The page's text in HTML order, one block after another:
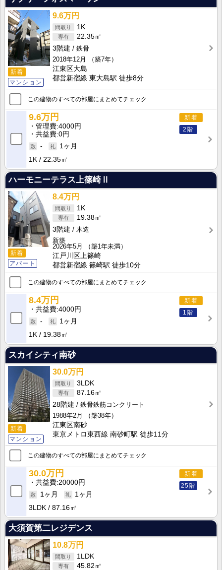
新着
マンション
9.6万円
1K
22.35㎡
3階建
鉄骨
2018年12月
（築7年）
江東区大島
都営新宿線 東大島駅 徒歩8分
この建物のすべての部屋にまとめてチェック
新着
2階
9.6万円
管理費 4000円
共益費 0円
-
1ヶ月
1K
22.35㎡
ハーモニーテラス上篠崎Ⅱ
新着
アパート
8.4万円
1K
19.38㎡
3階建
木造
新築
2026年5月
（築1年未満）
江戸川区上篠崎
都営新宿線 篠崎駅 徒歩10分
この建物のすべての部屋にまとめてチェック
新着
1階
8.4万円
共益費 4000円
-
1ヶ月
1K
19.38㎡
スカイシティ南砂
新着
マンション
30.0万円
3LDK
87.16㎡
28階建
鉄骨鉄筋コンクリート
1988年2月
（築38年）
江東区南砂
東京メトロ東西線 南砂町駅 徒歩11分
この建物のすべての部屋にまとめてチェック
新着
25階
30.0万円
共益費 20000円
1ヶ月
1ヶ月
3LDK
87.16㎡
大須賀第二レジデンス
10.8万円
1LDK
45.82㎡